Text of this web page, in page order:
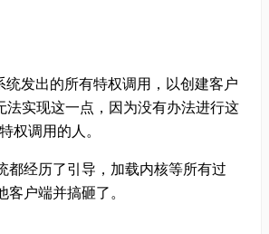
发出的所有特权调用，以创建客户
实现这一点，因为没有办法进行这
权调用的人。
经历了引导，加载内核等所有过
户端并搞砸了。